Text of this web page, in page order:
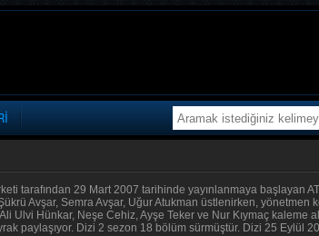
tarafından 29 Mart 2007 tarihinde yayınlanmaya başlayan
Şükrü Avşar, Semra Avşar, Uğur Atukman üstlenirken,
Ulvi Hünkar, Neşe Cehiz, Ayşe Teker ve Nur Kıymaç kaleme
paylaşıyor. Dizi 2 sezon 18 bölüm sürmüştür. Dizi 25 Eylül